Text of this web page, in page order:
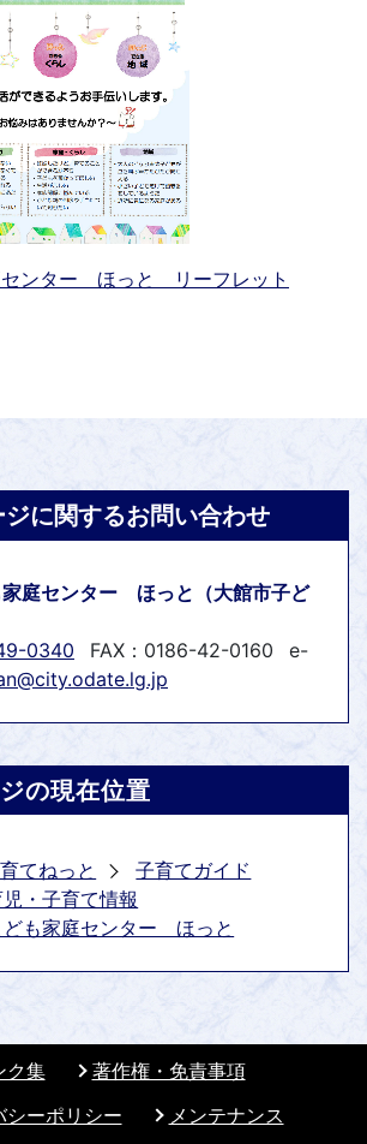
センター ほっと リーフレット
ジに関するお問い合わせ
家庭センター ほっと（大館市子ど
0340 FAX：0186-42-0160
e-
の現在位置
てねっと
子育てガイド
・子育て情報
ども家庭センター ほっと
ク集
著作権・免責事項
シーポリシー
メンテナンス